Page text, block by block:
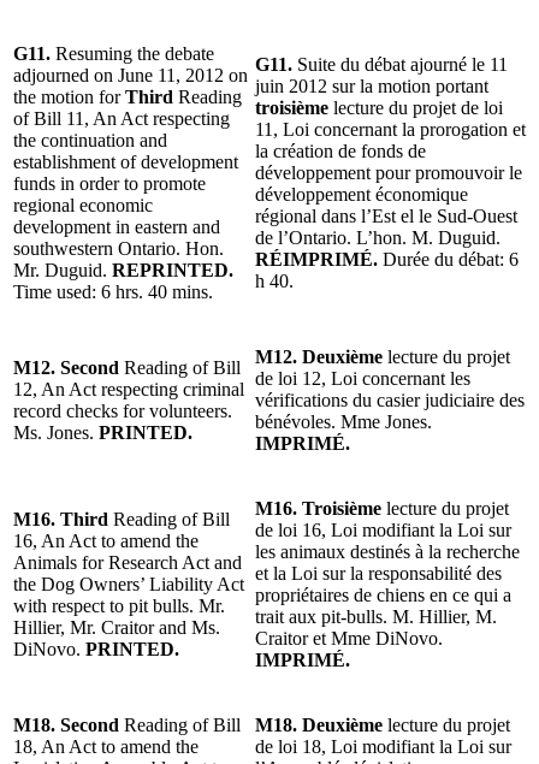
G11. Resuming the debate
adjourned on June 11, 2012 on
the motion forThird Reading
of Bill 11, An Act respecting
the continuation and
establishment of development
funds in order to promote
regional economic
development in eastern and
southwestern Ontario. Hon.
Mr. Duguid. REPRINTED.
Time used: 6 hrs. 40 mins.
G11. Suite du débat ajourné le 11
juin 2012 sur la motion portant
troisième lecture du projet de loi
11, Loi concernant la prorogation et
la création de fonds de
développement pour promouvoir le
développement économique
régional dans l’Est el le Sud-Ouest
de l’Ontario. L’hon. M. Duguid.
RÉIMPRIMÉ. Durée du débat: 6
h 40.
M12. Second Reading of Bill
12, An Act respecting criminal
record checks for volunteers.
Ms. Jones. PRINTED.
M12. Deuxième lecture du projet
de loi 12, Loi concernant les
vérifications du casier judiciaire des
bénévoles. Mme Jones.
IMPRIMÉ.
M16. Third Reading of Bill
16, An Act to amend the
Animals for Research Act and
the Dog Owners’ Liability Act
with respect to pit bulls. Mr.
Hillier, Mr. Craitor and Ms.
DiNovo. PRINTED.
M16. Troisième lecture du projet
de loi 16, Loi modifiant la Loi sur
les animaux destinés à la recherche
et la Loi sur la responsabilité des
propriétaires de chiens en ce qui a
trait aux pit-bulls. M. Hillier, M.
Craitor et Mme DiNovo.
IMPRIMÉ.
M18. Second Reading of Bill
18, An Act to amend the
M18. Deuxième lecture du projet
de loi 18, Loi modifiant la Loi sur